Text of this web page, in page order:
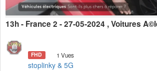
13h - France 2 - 27-05-2024 , Voitures
FHD 1 Vues
stoplinky & 5G